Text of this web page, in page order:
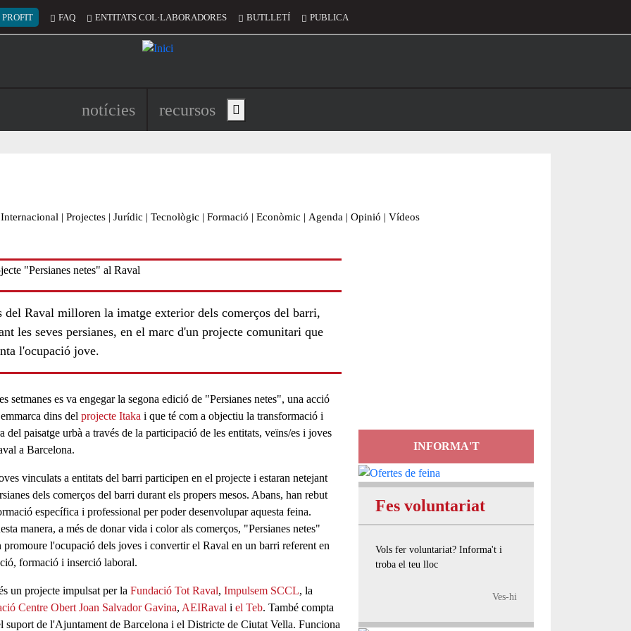
del compte d'usuari
PROFIT FAQ ENTITATS COL·LABORADORES BUTLLETÍ PUBLICA
Navegació principal de l'encapçalament
notícies recursos Show main menu
Internacional | Projectes | Jurídic | Tecnològic | Formació | Econòmic | Agenda | Opinió | Vídeos
del Raval milloren la imatge exterior dels comerços del barri,
les seves persianes, en el marc d'un projecte comunitari que
l'ocupació jove.
setmanes es va engegar la segona edició de "Persianes netes", una acció
dins del projecte Itaka i que té com a objectiu la transformació i
del paisatge urbà a través de la participació de les entitats, veïns/es i joves
a Barcelona.
vinculats a entitats del barri participen en el projecte i estaran netejant
dels comerçosdel barri durant els propers mesos. Abans, han rebut
específica i professional per poder desenvolupar aquesta feina.
manera, a més de donar vida i color als comerços, "Persianes netes"
promoure l'ocupació dels joves i convertir el Raval en un barri referent en
formació i inserció laboral.
un projecte impulsat per la Fundació Tot Raval, Impulsem SCCL, la
Centre Obert Joan Salvador Gavina, AEIRaval i el Teb. També compta
suport de l'Ajuntament de Barcelona i el Districte de Ciutat Vella. Funciona
INFORMA'T
Fes voluntariat
Vols fer voluntariat? Informa't i
troba el teu lloc
Ves-hi